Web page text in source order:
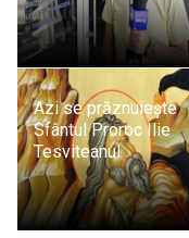
Azi se prăznuiește
Sfântul Proroc Ilie
Tesviteanul